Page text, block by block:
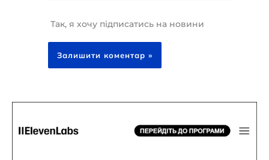
Так, я хочу підписатись на новини